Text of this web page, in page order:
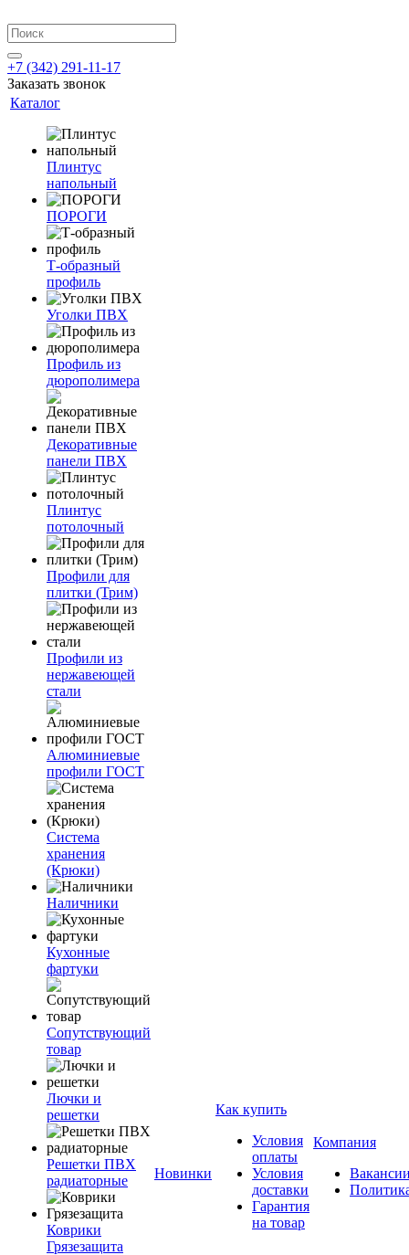
+7 (342) 291-11-17
Заказать звонок
Каталог
Плинтус
напольный
ПОРОГИ
Т-образный
профиль
Уголки ПВХ
Профиль из
дюрополимера
Декоративные
панели ПВХ
Плинтус
потолочный
Профили для
плитки (Трим)
Профили из
нержавеющей
стали
Алюминиевые
профили ГОСТ
Система
хранения
(Крюки)
Наличники
Кухонные
фартуки
Сопутствующий
товар
Лючки и
решетки
Решетки ПВХ
радиаторные
Коврики
Грязезащита
Новинки
Как купить
Условия
оплаты
Условия
доставки
Гарантия
на товар
Компания